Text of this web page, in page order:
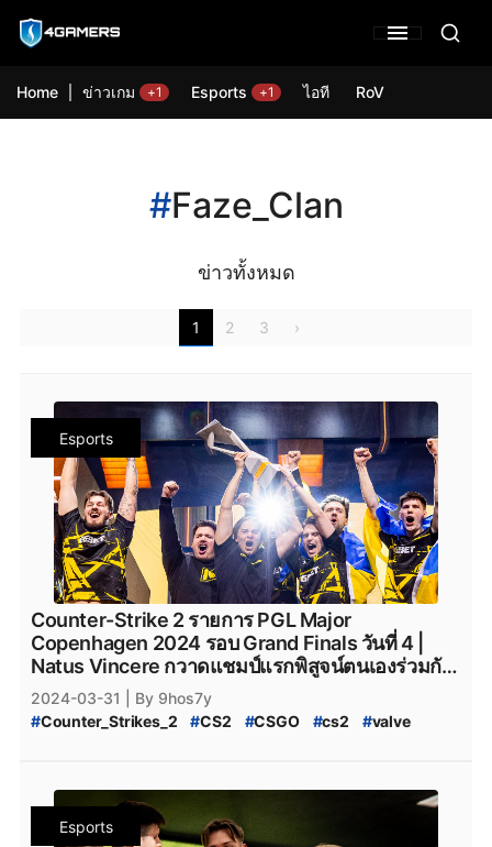
Home ข่าวเกม +1 Esports +1 ไอที RoV
#Faze_Clan
ข่าวทั้งหมด
1 2 3 ›
Esports
Counter-Strike 2 รายการ PGL Major
Copenhagen 2024 รอบ Grand Finals วันที่ 4 |
Natus Vincere กวาดแชมป์แรกพิสูจน์ตนเองร่วมกับ
ผู้เล่นชุดใหม่สุดเกินคาด
2024-03-31
| By 9hos7y
#Counter_Strikes_2 #CS2 #CSGO #cs2 #valve
CS2_Pick'EM #CS2_Pick'EM_Challenge
PGL_CS2_Major_Copenhagen_2024
CS2_Major_2024 #CS2_Major_Copenhagen_2024
Esports